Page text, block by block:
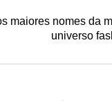
maiores nomes da
universo